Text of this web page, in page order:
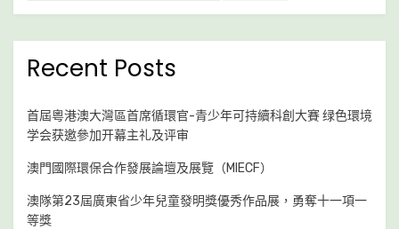
總
貿
Recent Posts
首屆粵港澳大灣區首席循環官-青少年可持續科創大賽 绿色環境
学会获邀參加开幕主礼及评审
澳門國際環保合作發展論壇及展覽（MIECF）
澳隊第23屆廣東省少年兒童發明獎優秀作品展，勇奪十一項一
等獎